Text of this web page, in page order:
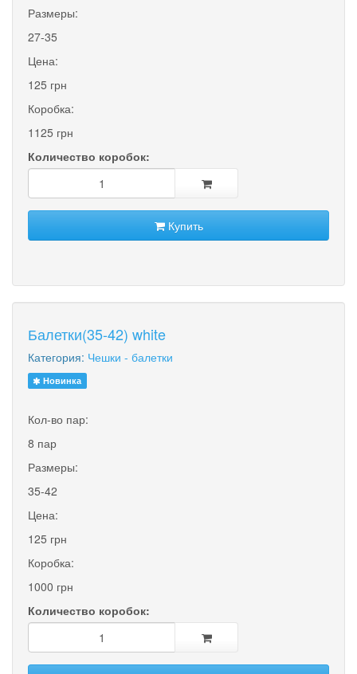
Размеры:
27-35
Цена:
125 грн
Коробка:
1125 грн
Количество коробок:
Купить
Балетки(35-42) white
Категория: Чешки - балетки
Новинка
Кол-во пар:
8 пар
Размеры:
35-42
Цена:
125 грн
Коробка:
1000 грн
Количество коробок: